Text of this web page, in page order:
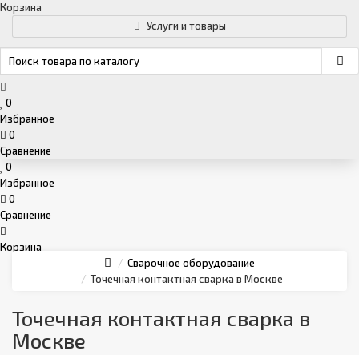
Корзина
Услуги и товары
0
Избранное
0
Сравнение
0
Избранное
0
Сравнение
Корзина
Сварочное оборудование
Точечная контактная сварка в Москве
Точечная контактная сварка в
Москве